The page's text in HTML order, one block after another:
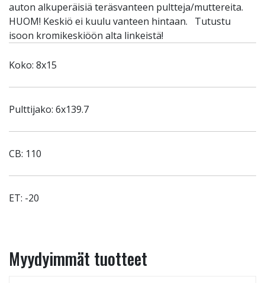
auton alkuperäisiä teräsvanteen pultteja/muttereita.
HUOM! Keskiö ei kuulu vanteen hintaan. Tutustu
isoon kromikeskiöön alta linkeistä!
Koko: 8x15
Pulttijako: 6x139.7
CB: 110
ET: -20
Myydyimmät tuotteet